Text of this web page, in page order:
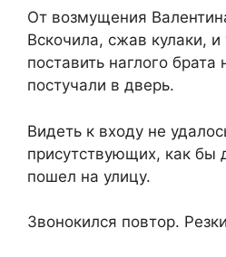
От возмущения
Вскочила, сжав кулаки,
поставить наглого
постучали в дверь.
Видеть к входу не
присутствующих, как бы
пошел на улицу.
Звонокился повтор.